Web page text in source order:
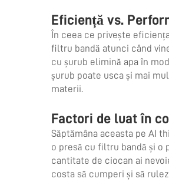
Eficiență vs.
În ceea ce privește
filtru bandă atunci când
cu șurub elimină apa în
șurub poate usca și mai
materii.
Factori de luat în
Săptămâna aceasta pe AI
o presă cu filtru bandă și o
cantitate de ciocan ai
costa să cumperi și să